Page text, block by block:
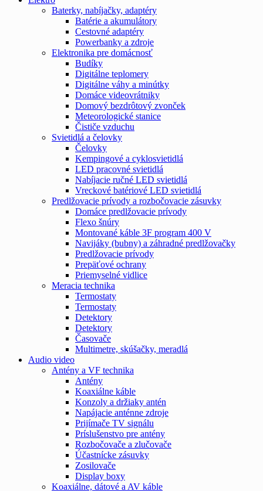
Baterky, nabíjačky, adaptéry
Batérie a akumulátory
Cestovné adaptéry
Powerbanky a zdroje
Elektronika pre domácnosť
Budíky
Digitálne teplomery
Digitálne váhy a minútky
Domáce videovrátniky
Domový bezdrôtový zvonček
Meteorologické stanice
Čističe vzduchu
Svietidlá a čelovky
Čelovky
Kempingové a cyklosvietidlá
LED pracovné svietidlá
Nabíjacie ručné LED svietidlá
Vreckové batériové LED svietidlá
Predlžovacie prívody a rozbočovacie zásuvky
Domáce predlžovacie prívody
Flexo šnúry
Montované káble 3F program 400 V
Navijáky (bubny) a záhradné predlžovačky
Predlžovacie prívody
Prepäťové ochrany
Priemyselné vidlice
Meracia technika
Termostaty
Termostaty
Detektory
Detektory
Časovače
Multimetre, skúšačky, meradlá
Audio video
Antény a VF technika
Antény
Koaxiálne káble
Konzoly a držiaky antén
Napájacie anténne zdroje
Prijímače TV signálu
Príslušenstvo pre antény
Rozbočovače a zlučovače
Účastnícke zásuvky
Zosilovače
Display boxy
Koaxiálne, dátové a AV káble